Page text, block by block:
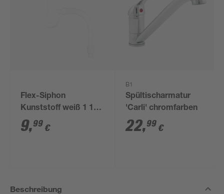
Flex-Siphon
Kunststoff weiß 1 1/2'
x 40/50 mm
9,99 €
B1
Spültischarmatur
'Carli' chromfarben
22,99 €
Beschreibung